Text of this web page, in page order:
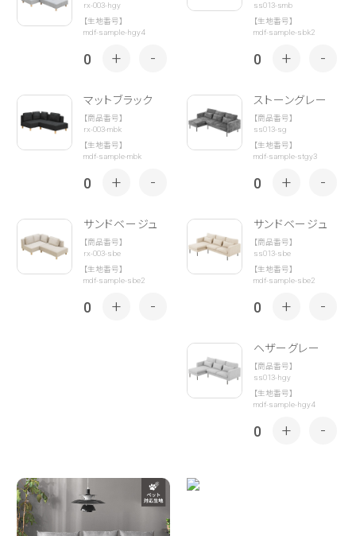
rx-003-hgy
【生地番号】
mdf-sample-hgy4
0 + -
マットブラック
【商品番号】
rx-003-mbk
【生地番号】
mdf-sample-mbk
0 + -
サンドベージュ
【商品番号】
rx-003-sbe
【生地番号】
mdf-sample-sbe2
0 + -
ss013-smb
【生地番号】
mdf-sample-sbk2
0 + -
ストーングレー
【商品番号】
ss013-sg
【生地番号】
mdf-sample-stgy3
0 + -
サンドベージュ
【商品番号】
ss013-sbe
【生地番号】
mdf-sample-sbe2
0 + -
ヘザーグレー
【商品番号】
ss013-hgy
【生地番号】
mdf-sample-hgy4
0 + -